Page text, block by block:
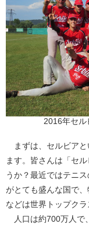
2016年セル
まずは、セルビアと
ます。皆さんは「セ
うか？最近ではテニ
がとても盛んな国で
などは世界トップクラ
人口は約700万人で